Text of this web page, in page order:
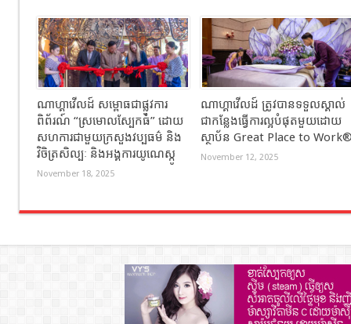
ណាហ្គាវើលដ៍ សម្ពោធជាផ្លូវការ
ពិព័រណ៍ “ស្រមោលស្បែកធំ” ដោយ
សហការជាមួយក្រសួងវប្បធម៌ និង
វិចិត្រសិល្បៈ និងអង្គការយូណេស្កូ
November 18, 2025
ណាហ្គាវើលដ៍ ត្រូវបានទទួលស្គាល់
ជាកន្លែងធ្វើការល្អបំផុតមួយដោយ
ស្ថាប័ន Great Place to
November 12, 2025